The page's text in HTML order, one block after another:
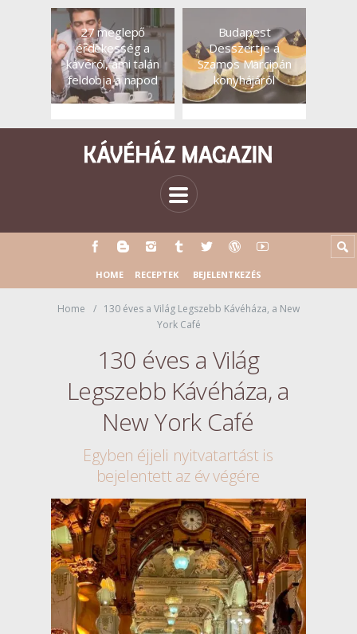
27 meglepő
érdekesség a
kávéról, ami talán
feldobja a napod
Budapest
Desszertje a
Szamos Marcipán
konyhájáról
HOME RECEPTEK BEJELENTKEZÉS
Home
130 éves a Világ Legszebb Kávéháza, a New
York Café
130 éves a Világ
Legszebb Kávéháza, a
New York Café
Egyben éjjeli nyitvatartást is
bejelentett az év végére